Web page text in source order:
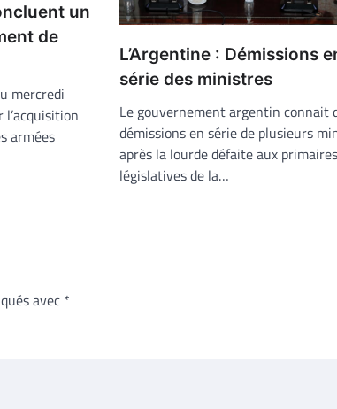
un
de
mercredi
armées
L’Argentine : Démissions
série des ministres
Le gouvernement argentin connait
démissions en série de plusieurs
après la lourde défaite aux primaires
législatives de la…
avec *